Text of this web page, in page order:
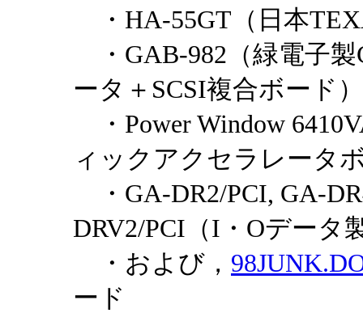
・HA-55GT（日本
・GAB-982（緑電子
ータ＋SCSI複合ボード）
・Power Window
ィックアクセラレータ
・GA-DR2/PCI, GA-
DRV2/PCI（I・Oデータ
・および，
ード